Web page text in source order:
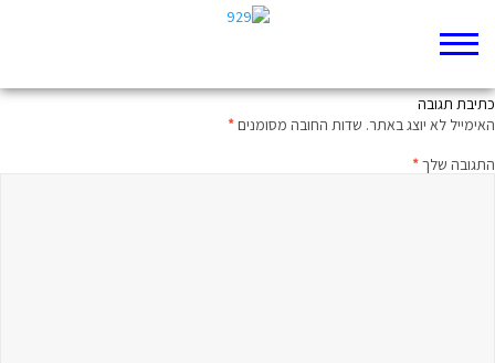
כתיבת תגובה
האימייל לא יוצג באתר. שדות החובה מסומנים*
התגובה שלך*